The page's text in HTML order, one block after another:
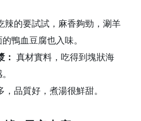
辣的要試試，麻香夠勁，涮羊
鴨血豆腐也入味。
真材實料，吃得到塊狀海
，品質好，煮湯很鮮甜。